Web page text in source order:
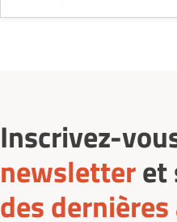
Inscrivez-
newsletteret
des